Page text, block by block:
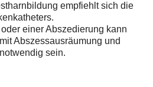
empfiehlt sich die
einer Abszedierung kann
Abszessausräumung und
sein.